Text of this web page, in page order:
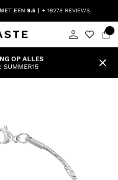
EEN 9.5 + 19278 REVIEWS
OP ALLES